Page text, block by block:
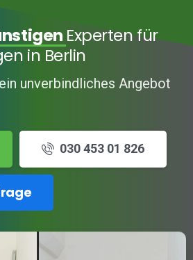
Experten für
in Berlin
unverbindliches Angebot
030 453 01 826